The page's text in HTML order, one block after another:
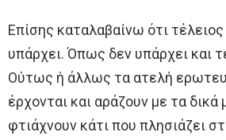
Επίσης καταλαβαίνω ότι
υπάρχει. Όπως δεν υπάρχει και
Ούτως ή άλλως τα ατελή
έρχονται και αράζουν με τα δικά
φτιάχνουν κάτι που πλησιάζει